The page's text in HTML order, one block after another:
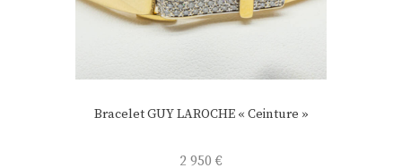
Bracelet GUY LAROCHE « Ceinture »
2 950 €